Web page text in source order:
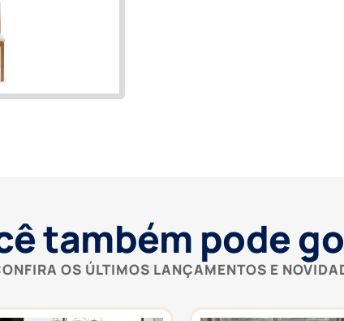
também pode
OS ÚLTIMOS LANÇAMENTOS E